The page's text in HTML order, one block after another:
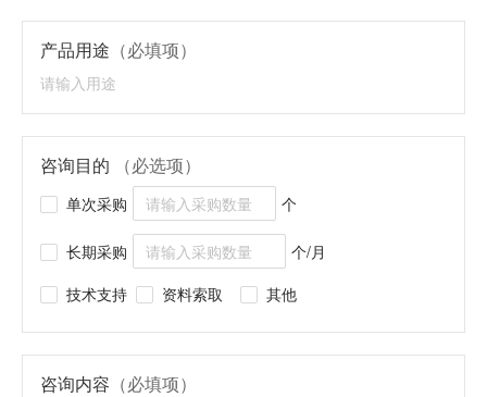
产品用途 （必填项）
咨询目的 （必选项）
单次采购 个
长期采购
个/月
技术支持
资料索取 其他
咨询内容 （必填项）